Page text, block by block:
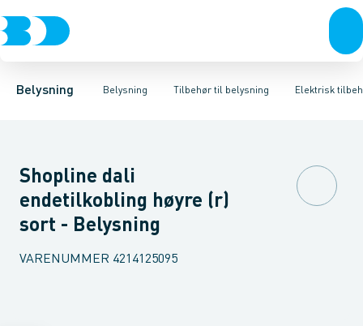
Belysning Belysning
Belysning Tilbehør til belysning
LyskilderBelysningsarmaturerLysstyringTilbehør tilElektrisk
SkinnesystemerBæreskinne for lysrørssystemer Mekanisk
Shopline dali
endetilkobling høyre (r)
sort - Belysning
VARENUMMER 4214125095